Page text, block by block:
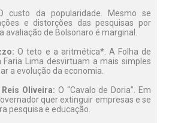
custo da popularidade. Mesmo se
e distorções das pesquisas por
de Bolsonaro é marginal.
O teto e a aritmética*. A Folha de
Lima desvirtuam a mais simples
a evolução da economia.
Oliveira: O “Cavalo de Doria”. Em
quer extinguir empresas e se
pesquisa e educação.